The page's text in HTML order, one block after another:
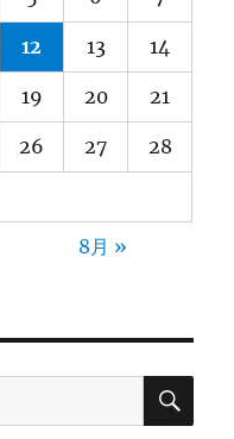
12 13 14
19 20 21
26 27 28
8月 »
検